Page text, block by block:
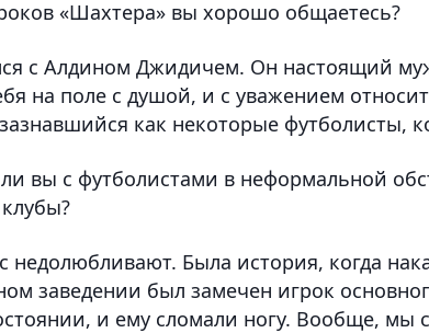
«Шахтера» вы хорошо общаетесь?
с Алдином Джидичем. Он настоящий
на поле с душой, и с уважением
как некоторые футболисты,
вы с футболистами в неформальной
недолюбливают. Была история, когда
заведении был замечен игрок
и ему сломали ногу. Вообще, мы